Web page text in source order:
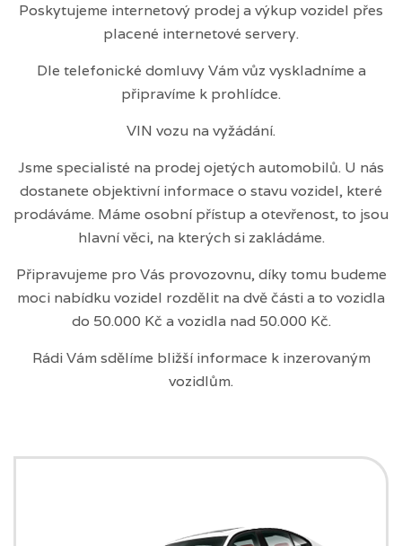
Poskytujeme internetový prodej a výkup vozidel přes
placené internetové servery.
Dle telefonické domluvy Vám vůz vyskladníme a
připravíme k prohlídce.
VIN vozu na vyžádání.
Jsme specialisté na prodej ojetých automobilů. U nás
dostanete objektivní informace o stavu vozidel, které
prodáváme. Máme osobní přístup a otevřenost, to jsou
hlavní věci, na kterých si zakládáme.
Připravujeme pro Vás provozovnu, díky tomu budeme
moci nabídku vozidel rozdělit na dvě části a to vozidla
do 50.000 Kč a vozidla nad 50.000 Kč.
Rádi Vám sdělíme bližší informace k inzerovaným
vozidlům.